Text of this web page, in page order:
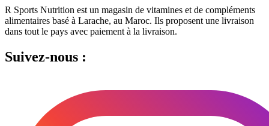
R Sports Nutrition est un magasin de vitamines et de compléments
alimentaires basé à Larache, au Maroc. Ils proposent une livraison
dans tout le pays avec paiement à la livraison.
Suivez-nous :